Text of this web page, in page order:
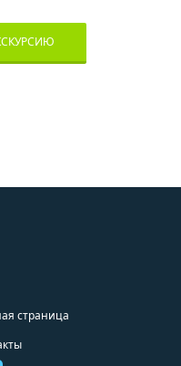
страница